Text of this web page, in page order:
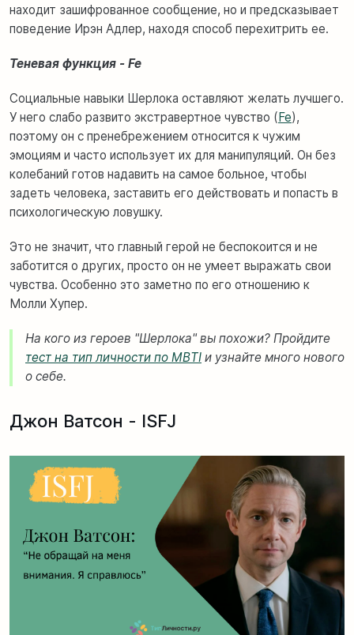
находит зашифрованное сообщение, но и предсказывает
поведение Ирэн Адлер, находя способ перехитрить ее.
Теневая функция - Fe
Социальные навыки Шерлока оставляют желать лучшего.
У него слабо развито экстравертное чувство ( Fe),
поэтому он с пренебрежением относится к чужим
эмоциям и часто использует их для манипуляций. Он без
колебаний готов надавить на самое больное, чтобы
задеть человека, заставить его действовать и попасть в
психологическую ловушку.
Это не значит, что главный герой не беспокоится и не
заботится о других, просто он не умеет выражать свои
чувства. Особенно это заметно по его отношению к
Молли Хупер.
На кого из героев "Шерлока" вы похожи? Пройдите
тест на тип личности по MBTI и узнайте много нового
о себе.
Джон Ватсон - ISFJ